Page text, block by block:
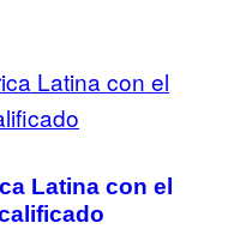
Latina con el